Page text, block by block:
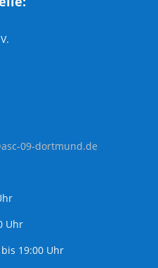
09-dortmund.de
Uhr
19:00 Uhr